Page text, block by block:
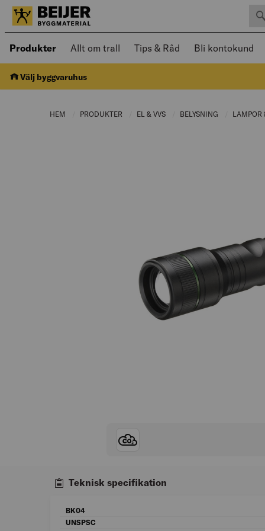
Produkter Öppnad meny kan navigeras med
Allt om trall Tips & Råd Bli kontokund
Välj byggvaruhus
HEM PRODUKTER CURRENT PAGE:
EL & VVS CURRENT PAGE:
BELYSNING CURRENT
LAMPOR
Teknisk specifikation
BK04
UNSPSC